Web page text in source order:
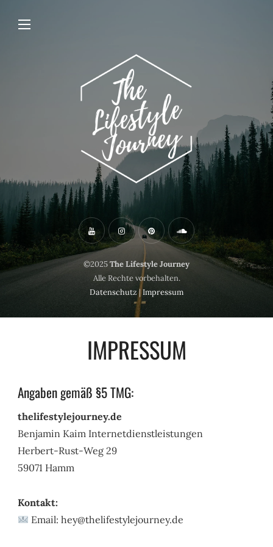
©2025The Lifestyle Journey
Alle Rechte vorbehalten.
Datenschutz|Impressum
IMPRESSUM
Angaben gemäß §5 TMG:
thelifestylejourney.de
Benjamin Kaim Internetdienstleistungen
Herbert-Rust-Weg 29
59071 Hamm
Kontakt:
Email: hey@thelifestylejourney.de